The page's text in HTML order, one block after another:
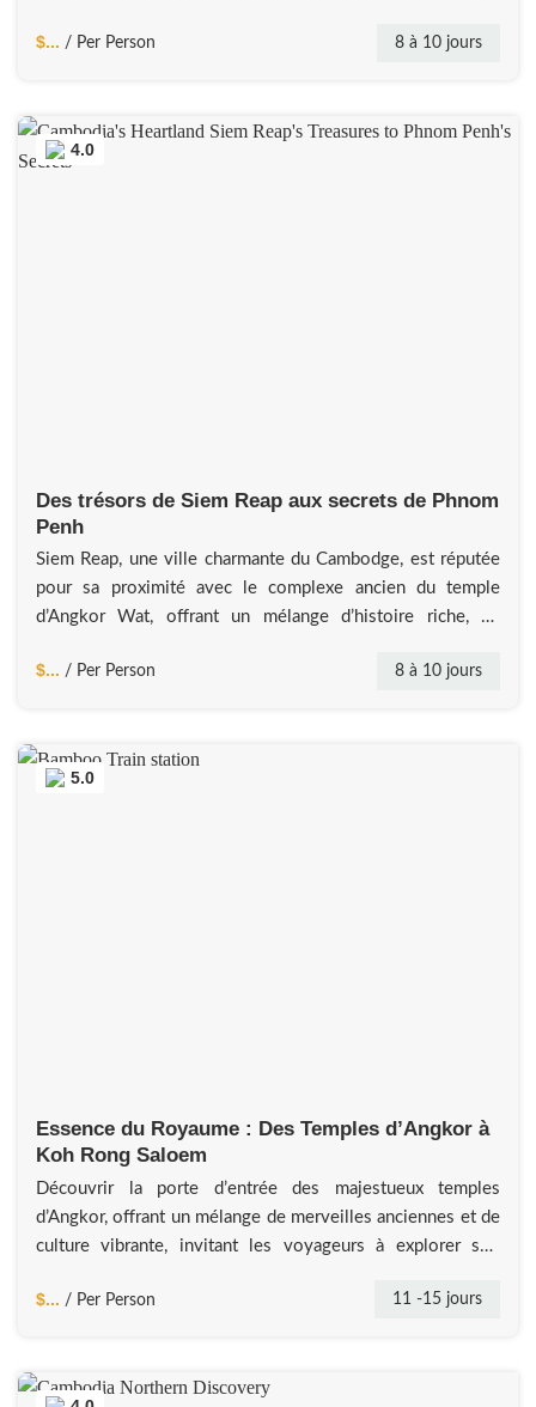
Wat Phnom – perchée sur une colline arborée, Wat Phnom
$... / Per Person 8 à 10 jours
4.0
Des trésors de Siem Reap aux secrets de Phnom
Penh
Siem Reap, une ville charmante du Cambodge, est réputée
pour sa proximité avec le complexe ancien du temple
d’Angkor Wat, offrant un mélange d’histoire riche, de
Preah Vihear, un magnifique temple perché sur une falaise
$... / Per Person 8 à 10 jours
5.0
Essence du Royaume : Des Temples d’Angkor à
Koh Rong Saloem
Découvrir la porte d’entrée des majestueux temples
d’Angkor, offrant un mélange de merveilles anciennes et de
culture vibrante, invitant les voyageurs à explorer son
cambodgienne. Banteay Srei, la ‘Citadelle des Femmes’,
$... / Per Person 11 -15 jours